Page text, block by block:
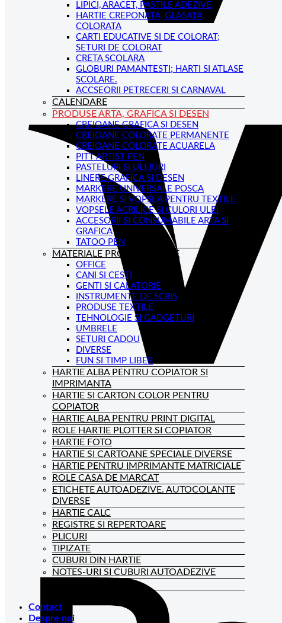
LIPICI, ARACET, PASTILE ADEZIVE
HARTIE CREPONATA, GLASATA,
COLORATA
CARTI EDUCATIVE SI DE COLORAT;
SETURI DE COLORAT
CRETA SCOLARA
GLOBURI PAMANTESTI; HARTI SI ATLASE
SCOLARE.
ACCSEORII PETRECERI SI CARNAVAL
CALENDARE
PRODUSE ARTA, GRAFICA SI DESEN
CREIOANE GRAFICA SI DESEN
CREIOANE COLORATE PERMANENTE
CREIOANE COLORATE ACUARELA
PITT ARTIST PEN
PASTELURI SI ULEIURI
LINERE GRAFICA SI DESEN
MARKERE UNIVERSALE POSCA
MARKERE SI VOPSEA PENTRU TEXTILE
VOPSELE ACRILICE SI CULORI ULEI
ACCESORII SI CONSUMABILE ARTA SI
GRAFICA
TATOO PEN
MATERIALE PROMOTIONALE
OFFICE
CANI SI CESTI
GENTI SI CALATORIE
INSTRUMENTE DE SCRIS
PRODUSE TEXTILE
TEHNOLOGIE SI GADGETURI
UMBRELE
SETURI CADOU
DIVERSE
FUN SI TIMP LIBER
HARTIE ALBA PENTRU COPIATOR SI
IMPRIMANTA
HARTIE SI CARTON COLOR PENTRU
COPIATOR
HARTIE ALBA PENTRU PRINT DIGITAL
ROLE HARTIE PLOTTER SI COPIATOR
HARTIE FOTO
HARTIE SI CARTOANE SPECIALE DIVERSE
HARTIE PENTRU IMPRIMANTE MATRICIALE
ROLE CASA DE MARCAT
ETICHETE AUTOADEZIVE. AUTOCOLANTE
DIVERSE
HARTIE CALC
REGISTRE SI REPERTOARE
PLICURI
TIPIZATE
CUBURI DIN HARTIE
NOTES-URI SI CUBURI AUTOADEZIVE
Contact
Despre noi